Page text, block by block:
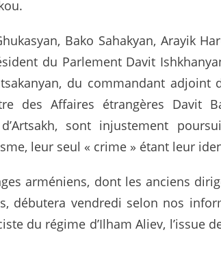
Bako Sahakyan, Arayik
du Parlement Davit
du commandant adjoint
des Affaires étrangères Davit
sont injustement
leur seul « crime » étant leur
arméniens, dont les anciens
débutera vendredi selon nos
du régime d’Ilham Aliev, l’issue